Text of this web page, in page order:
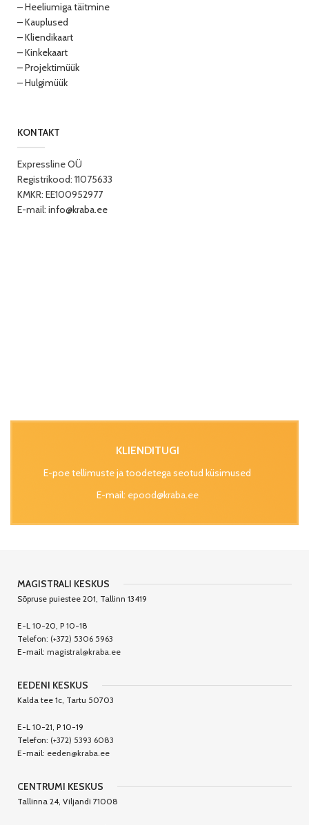
– Heeliumiga täitmine
– Kauplused
– Kliendikaart
– Kinkekaart
– Projektimüük
– Hulgimüük
KONTAKT
Expressline OÜ
Registrikood: 11075633
KMKR: EE100952977
E-mail: info@kraba.ee
KLIENDITUGI
E-poe tellimuste ja toodetega seotud küsimused
E-mail: epood@kraba.ee
MAGISTRALI KESKUS
Sõpruse puiestee 201, Tallinn 13419
E-L 10-20, P 10-18
Telefon: (+372) 5306 5963
E-mail: magistral@kraba.ee
EEDENI KESKUS
Kalda tee 1c, Tartu 50703
E-L 10-21, P 10-19
Telefon: (+372) 5393 6083
E-mail: eeden@kraba.ee
CENTRUMI KESKUS
Tallinna 24, Viljandi 71008